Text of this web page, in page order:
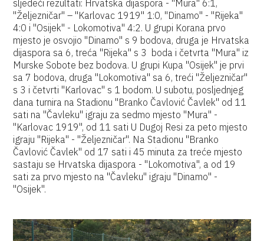
sljedeći rezultati: Hrvatska dijaspora - "Mura" 6:1,
"Željezničar" – "Karlovac 1919" 1:0, "Dinamo" - "Rijeka"
4:0 i "Osijek" - Lokomotiva" 4:2. U grupi Korana prvo
mjesto je osvojio "Dinamo" s 9 bodova, druga je Hrvatska
dijaspora sa 6, treća "Rijeka" s 3 boda i četvrta "Mura" iz
Murske Sobote bez bodova. U grupi Kupa "Osijek" je prvi
sa 7 bodova, druga "Lokomotiva" sa 6, treći "Željezničar"
s 3 i četvrti "Karlovac" s 1 bodom. U subotu, posljednjeg
dana turnira na Stadionu "Branko Čavlović Čavlek" od 11
sati na "Čavleku" igraju za sedmo mjesto "Mura" -
"Karlovac 1919", od 11 sati U Dugoj Resi za peto mjesto
igraju "Rijeka" - "Željezničar". Na Stadionu "Branko
Čavlović Čavlek" od 17 sati i 45 minuta za treće mjesto
sastaju se Hrvatska dijaspora - "Lokomotiva", a od 19
sati za prvo mjesto na "Čavleku" igraju "Dinamo" -
"Osijek".